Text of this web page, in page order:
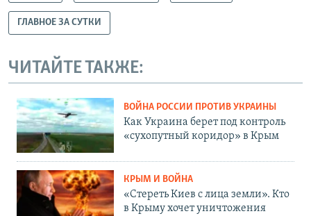
ГЛАВНОЕ ЗА СУТКИ
ЧИТАЙТЕ ТАКЖЕ:
ВОЙНА РОССИИ ПРОТИВ УКРАИНЫ
Как Украина берет под контроль
«сухопутный коридор» в Крым
КРЫМ И ВОЙНА
«Стереть Киев с лица земли». Кто
в Крыму хочет уничтожения